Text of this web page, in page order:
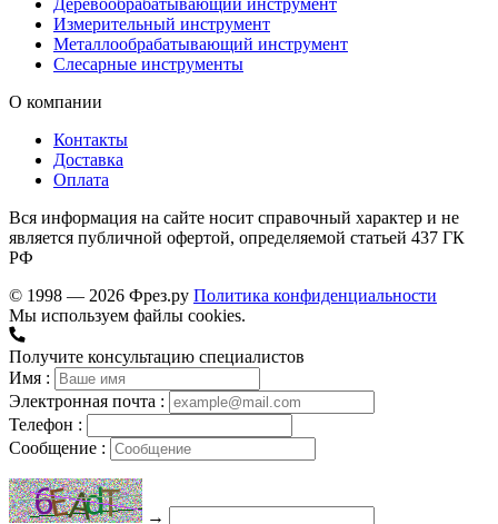
Измерительный инструмент
Металлообрабатывающий инструмент
Слесарные инструменты
О компании
Контакты
Доставка
Оплата
Вся информация на сайте носит справочный характер и не
является публичной офертой, определяемой статьей 437 ГК
РФ
© 1998 — 2026 Фрез.ру Политика конфиденциальности
Мы используем файлы cookies.
Получите консультацию специалистов
Имя :
Электронная почта :
Телефон :
Сообщение :
→